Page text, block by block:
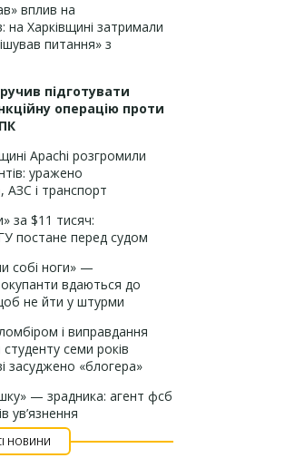
вплив на
на Харківщині затримали
питання» з
підготувати
операцію проти
Apachi розгромили
уражено
АЗС і транспорт
за $11 тисяч:
постане перед судом
собі ноги» —
вдаються до
не йти у штурми
і виправдання
семи років
засуджено «блогера»
— зрадника: агент фсб
ув’язнення
НОВИНИ